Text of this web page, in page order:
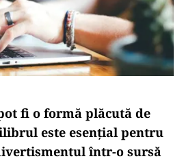
fi o formă plăcută de
este esențial pentru
într-o sursă